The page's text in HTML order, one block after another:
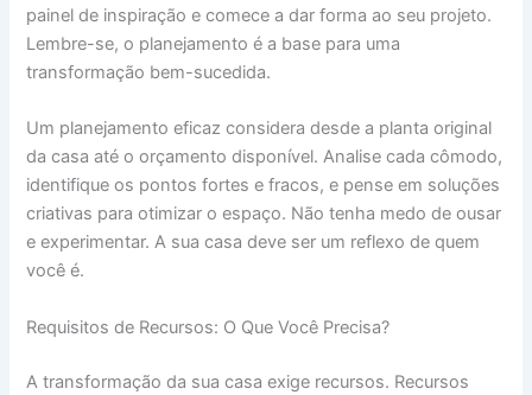
painel de inspiração e comece a dar forma ao seu projeto.
Lembre-se, o planejamento é a base para uma
transformação bem-sucedida.
Um planejamento eficaz considera desde a planta original
da casa até o orçamento disponível. Analise cada cômodo,
identifique os pontos fortes e fracos, e pense em soluções
criativas para otimizar o espaço. Não tenha medo de ousar
e experimentar. A sua casa deve ser um reflexo de quem
você é.
Requisitos de Recursos: O Que Você Precisa?
A transformação da sua casa exige recursos. Recursos